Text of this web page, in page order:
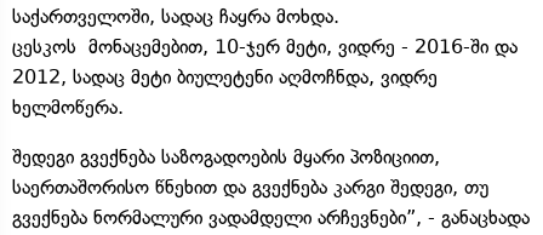
საქართველოში, სადაც ჩაყრა მოხდა.
ცესკოს მონაცემებით, 10-ჯერ მეტი, ვიდრე - 2016-ში და
2012, სადაც მეტი ბიულეტენი აღმოჩნდა, ვიდრე
ხელმოწერა.
შედეგი გვექნება საზოგადოების მყარი პოზიციით,
საერთაშორისო წნეხით და გვექნება კარგი შედეგი, თუ
გვექნება ნორმალური ვადამდელი არჩევნები”, - განაცხადა